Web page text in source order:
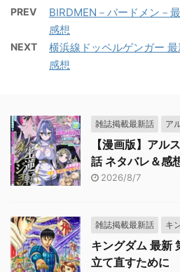
PREV
BIRDMEN－バードメン－
感想
NEXT
横浜線ドッペルゲンガー
感想
雑誌掲載最新話 ア
【漫画版】アル
話 ネタバレ＆感
2026/8/7
雑誌掲載最新話 キ
キングダム 最新
立て直すために